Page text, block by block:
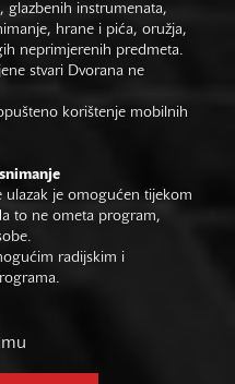
glazbenih instrumenata,
hrane i pića, oružja,
neprimjerenih predmeta.
stvari Dvorana ne
korištenje mobilnih
ulazak je omogućen tijekom
to ne ometa program,
radijskim i